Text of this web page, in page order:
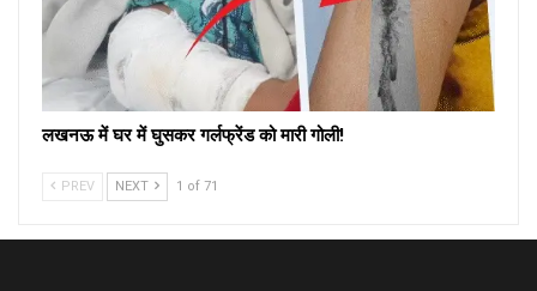
लखनऊ में घर में घुसकर गर्लफ्रेंड को मारी गोली!
PREV NEXT 1 of 71